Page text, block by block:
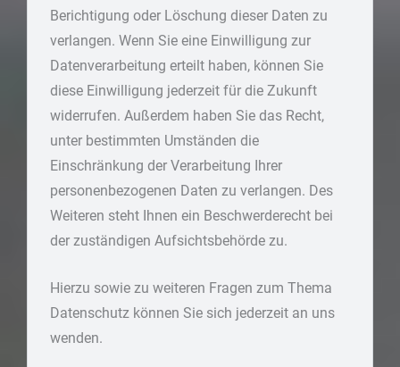
Berichtigung oder Löschung dieser Daten zu
verlangen. Wenn Sie eine Einwilligung zur
Datenverarbeitung erteilt haben, können Sie
diese Einwilligung jederzeit für die Zukunft
widerrufen. Außerdem haben Sie das Recht,
unter bestimmten Umständen die
Einschränkung der Verarbeitung Ihrer
personenbezogenen Daten zu verlangen. Des
Weiteren steht Ihnen ein Beschwerderecht bei
der zuständigen Aufsichtsbehörde zu.
Hierzu sowie zu weiteren Fragen zum Thema
Datenschutz können Sie sich jederzeit an uns
wenden.